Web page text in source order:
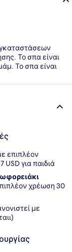
Το σπα είναι
Το σπα είναι
επιπλέον
USD για παιδιά
χρέωση 30
με